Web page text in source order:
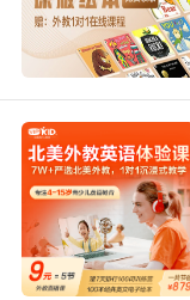
Pass 在短语中
短语中，这些
Pass away:
peacefully in
世了。） Pass
passed out
了。）
worksheets. （
表示“经过”或“